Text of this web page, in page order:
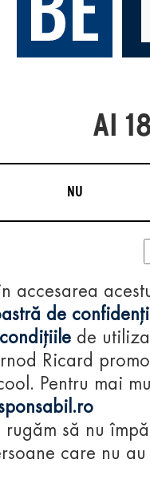
AI
NU
accesarea
de
de
Ricard
Pentru mai
rugăm să nu
care nu